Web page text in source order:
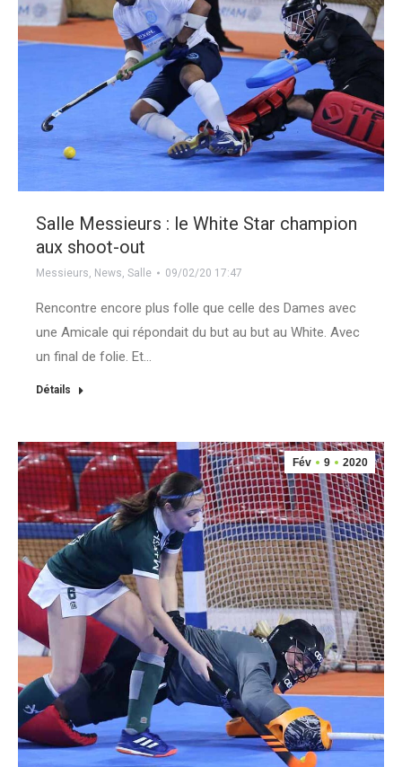
Salle Messieurs : le White Star champion
aux shoot-out
Messieurs, News, Salle 09/02/20 17:47
Rencontre encore plus folle que celle des Dames avec
une Amicale qui répondait du but au but au White. Avec
un final de folie. Et…
Détails
Fév 9 2020